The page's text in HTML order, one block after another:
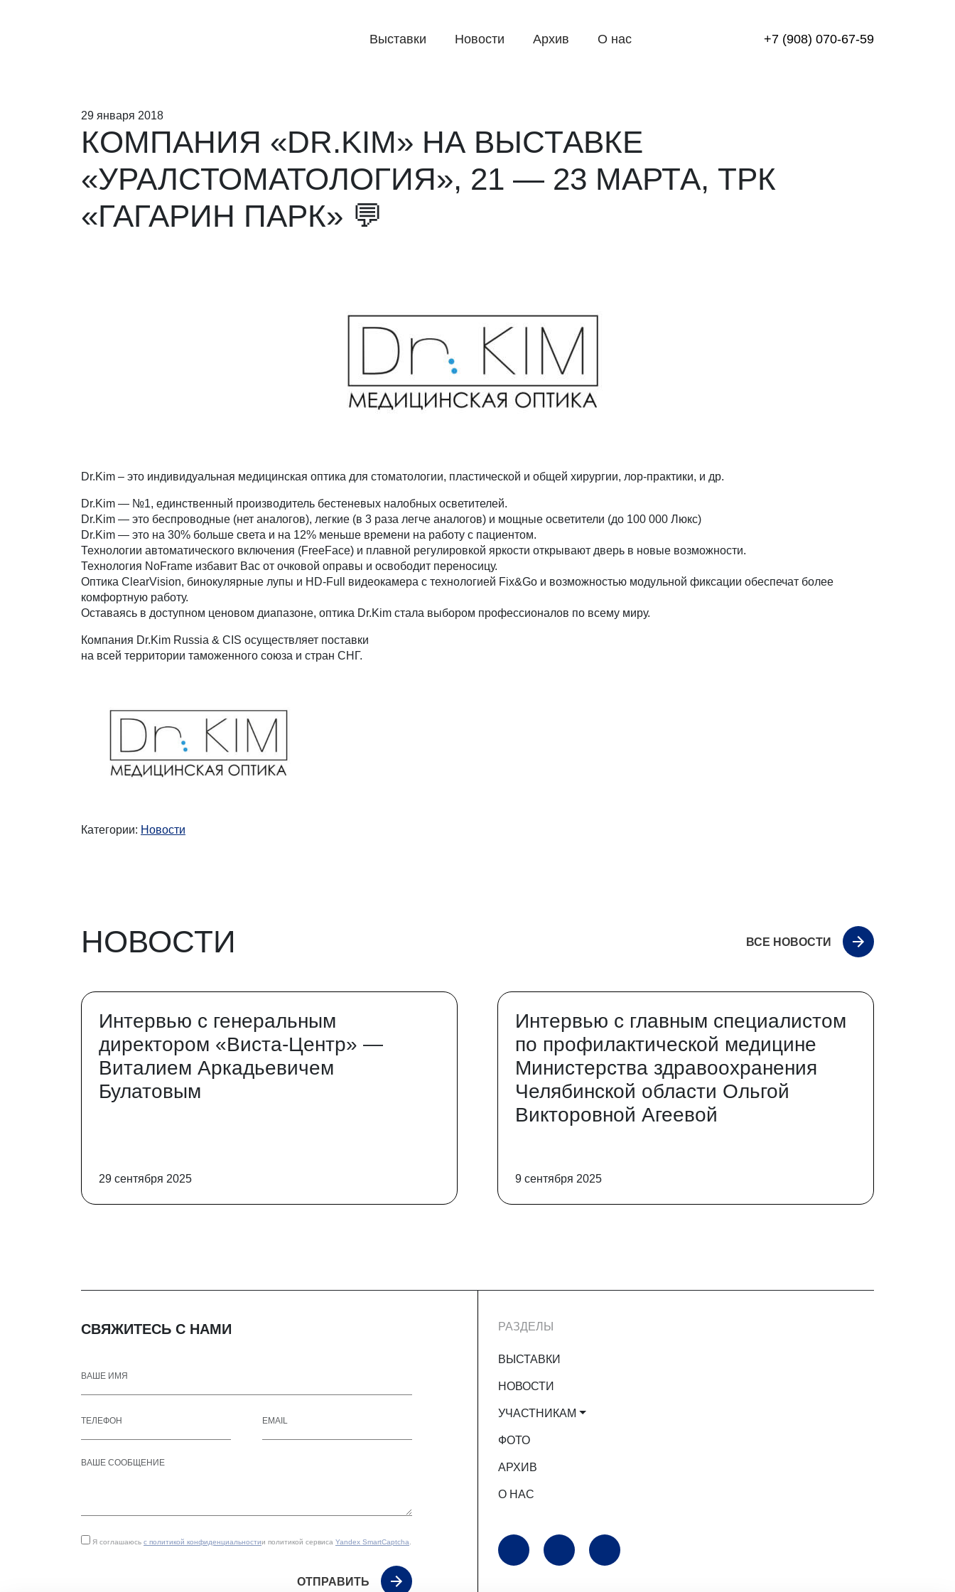
Выставки Новости Архив О нас +7 (908) 070-67-59
29 января 2018
КОМПАНИЯ «DR.KIM» НА ВЫСТАВКЕ
«УРАЛСТОМАТОЛОГИЯ», 21 — 23 МАРТА, ТРК
«ГАГАРИН ПАРК» 💬
Dr.Kim – это индивидуальная медицинская оптика для стоматологии, пластической и общей хирургии, лор-практики, и др.
Dr.Kim — №1, единственный производитель бестеневых налобных осветителей.
Dr.Kim — это беспроводные (нет аналогов), легкие (в 3 раза легче аналогов) и мощные осветители (до 100 000 Люкс)
Dr.Kim — это на 30% больше света и на 12% меньше времени на работу с пациентом.
Технологии автоматического включения (FreeFace) и плавной регулировкой яркости открывают дверь в новые возможности.
Технология NoFrame избавит Вас от очковой оправы и освободит переносицу.
Оптика ClearVision, бинокулярные лупы и HD-Full видеокамера с технологией Fix&Go и возможностью модульной фиксации обеспечат более
комфортную работу.
Оставаясь в доступном ценовом диапазоне, оптика Dr.Kim стала выбором профессионалов по всему миру.
Компания Dr.Kim Russia & CIS осуществляет поставки
на всей территории таможенного союза и стран СНГ.
Категории: Новости
НОВОСТИ ВСЕ НОВОСТИ
Интервью с генеральным
директором «Виста-Центр» —
Виталием Аркадьевичем
Булатовым
29 сентября 2025
Интервью с главным специалистом
по профилактической медицине
Министерства здравоохранения
Челябинской области Ольгой
Викторовной Агеевой
9 сентября 2025
СВЯЖИТЕСЬ С НАМИ
Я соглашаюсь с политикой конфиденциальностии политикой сервиса Yandex SmartCaptcha.
ОТПРАВИТЬ
РАЗДЕЛЫ
ВЫСТАВКИ
НОВОСТИ
УЧАСТНИКАМ
ФОТО
АРХИВ
О НАС